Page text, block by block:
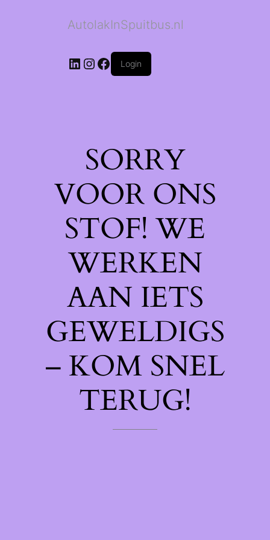
AutolakInSpuitbus.nl
LinkedIn
Instagram
Facebook
Login
SORRY
VOOR ONS
STOF! WE
WERKEN
AAN IETS
GEWELDIGS
– KOM SNEL
TERUG!